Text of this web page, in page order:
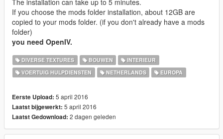
If you choose the mods folder installation, about 12GB are
copied to your mods folder. (if you don't already have a mods
folder)
you need OpenIV.
DIVERSE TEXTURES BOUWEN
INTERIEUR
VOERTUIG HULPDIENSTEN
NETHERLANDS EUROPA
Eerste Upload: 5 april 2016
Laatst bijgewerkt: 5 april 2016
Laatst Gedownload: 2 dagen geleden